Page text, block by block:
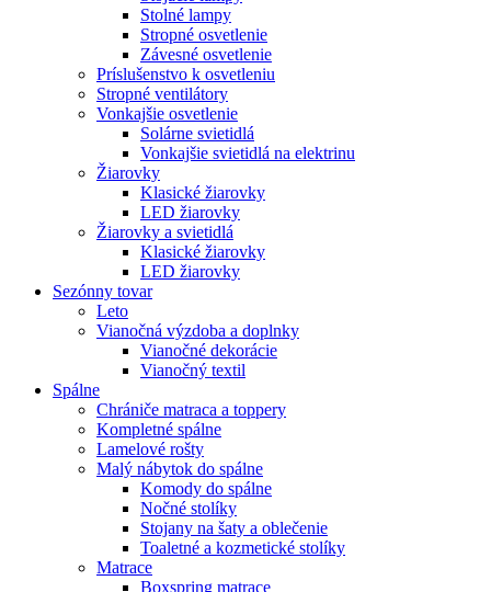
Stolné lampy
Stropné osvetlenie
Závesné osvetlenie
Príslušenstvo k osvetleniu
Stropné ventilátory
Vonkajšie osvetlenie
Solárne svietidlá
Vonkajšie svietidlá na elektrinu
Žiarovky
Klasické žiarovky
LED žiarovky
Žiarovky a svietidlá
Klasické žiarovky
LED žiarovky
Sezónny tovar
Leto
Vianočná výzdoba a doplnky
Vianočné dekorácie
Vianočný textil
Spálne
Chrániče matraca a toppery
Kompletné spálne
Lamelové rošty
Malý nábytok do spálne
Komody do spálne
Nočné stolíky
Stojany na šaty a oblečenie
Toaletné a kozmetické stolíky
Matrace
Boxspring matrace